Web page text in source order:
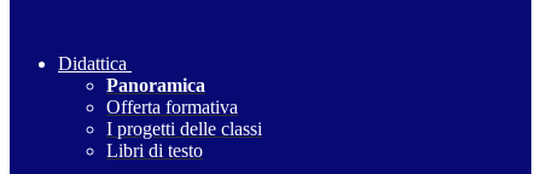
Didattica
Panoramica
Offerta formativa
I progetti delle classi
Libri di testo